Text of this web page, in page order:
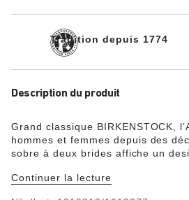
Tradition depuis 1774
Description du produit
Grand classique BIRKENSTOCK,
hommes et femmes depuis des
sobre à deux brides affiche un
confortable. Le lit de pied souple
Continuer la lecture